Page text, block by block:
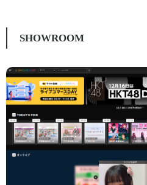
SHOWROOM